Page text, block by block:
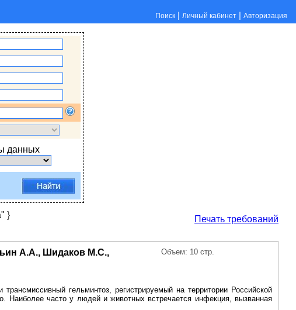
Поиск | Личный кабинет | Авторизация
данных
} Печать требований
А.А., Шидаков М.С.,
Объем: 10 стр.
гельминтоз, регистрируемый на территории Российской
Наиболее часто у людей и животных встречается инфекция, вызванная